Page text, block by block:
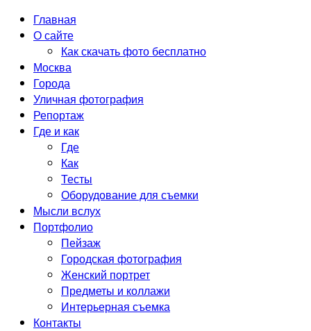
Главная
О сайте
Как скачать фото бесплатно
Москва
Города
Уличная фотография
Репортаж
Где и как
Где
Как
Тесты
Оборудование для съемки
Мысли вслух
Портфолио
Пейзаж
Городская фотография
Женский портрет
Предметы и коллажи
Интерьерная съемка
Контакты